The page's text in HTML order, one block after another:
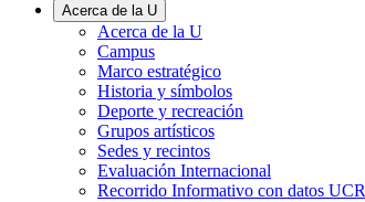
Acerca de la U
Acerca de la U
Campus
Marco estratégico
Historia y símbolos
Deporte y recreación
Grupos artísticos
Sedes y recintos
Evaluación Internacional
Recorrido Informativo con datos UCR